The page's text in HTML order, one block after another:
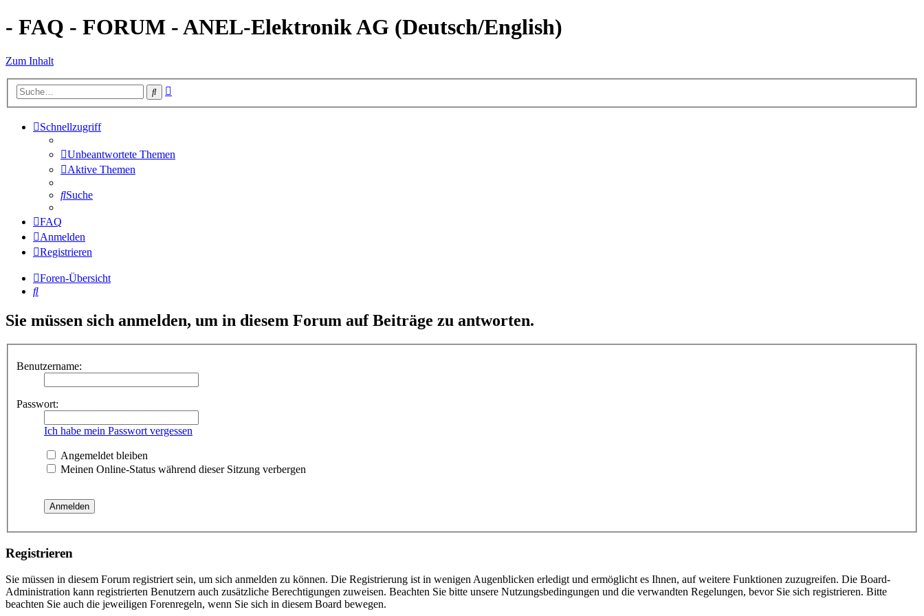
- FAQ - FORUM - ANEL-Elektronik AG (Deutsch/English)
Zum Inhalt
Suche
Schnellzugriff
Unbeantwortete Themen
Aktive Themen
Suche
FAQ
Anmelden
Registrieren
Foren-Übersicht
Suche
Sie müssen sich anmelden, um in diesem Forum auf Beiträge zu antworten.
Benutzername:
Passwort:
Ich habe mein Passwort vergessen
Angemeldet bleiben
Meinen Online-Status während dieser Sitzung verbergen
Registrieren
Sie müssen in diesem Forum registriert sein, um sich anmelden zu können. Die Registrierung ist in wenigen Augenblicken erledigt und ermöglicht es Ihnen, auf weitere Funktionen zuzugreifen. Die Board-
Administration kann registrierten Benutzern auch zusätzliche Berechtigungen zuweisen. Beachten Sie bitte unsere Nutzungsbedingungen und die verwandten Regelungen, bevor Sie sich registrieren. Bitte
beachten Sie auch die jeweiligen Forenregeln, wenn Sie sich in diesem Board bewegen.